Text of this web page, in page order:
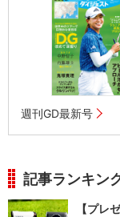
週刊GD最新号
記事ランキン
【プレ